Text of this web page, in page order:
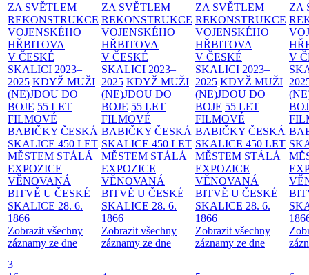
ZA SVĚTLEM
REKONSTRUKCE
VOJENSKÉHO
HŘBITOVA
V ČESKÉ
SKALICI 2023–
2025 KDYŽ MUŽI
(NE)JDOU DO
BOJE 55 LET
FILMOVÉ
BABIČKY ČESKÁ
SKALICE 450 LET
MĚSTEM STÁLÁ
EXPOZICE
VĚNOVANÁ
BITVĚ U ČESKÉ
SKALICE 28. 6.
1866
Zobrazit všechny
záznamy ze dne
ZA SVĚTLEM
REKONSTRUKCE
VOJENSKÉHO
HŘBITOVA
V ČESKÉ
SKALICI 2023–
2025 KDYŽ MUŽI
(NE)JDOU DO
BOJE 55 LET
FILMOVÉ
BABIČKY ČESKÁ
SKALICE 450 LET
MĚSTEM STÁLÁ
EXPOZICE
VĚNOVANÁ
BITVĚ U ČESKÉ
SKALICE 28. 6.
1866
Zobrazit všechny
záznamy ze dne
ZA SVĚTLEM
REKONSTRUKCE
VOJENSKÉHO
HŘBITOVA
V ČESKÉ
SKALICI 2023–
2025 KDYŽ MUŽI
(NE)JDOU DO
BOJE 55 LET
FILMOVÉ
BABIČKY ČESKÁ
SKALICE 450 LET
MĚSTEM STÁLÁ
EXPOZICE
VĚNOVANÁ
BITVĚ U ČESKÉ
SKALICE 28. 6.
1866
Zobrazit všechny
záznamy ze dne
ZA
V
3